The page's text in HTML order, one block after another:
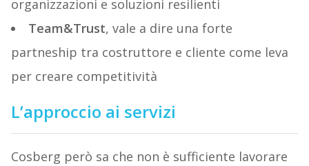
organizzazioni e soluzioni resilienti
Team&Trust, vale a dire una forte
partneship tra costruttore e cliente come leva
per creare competitività
L’approccio ai servizi
Cosberg però sa che non è sufficiente lavorare